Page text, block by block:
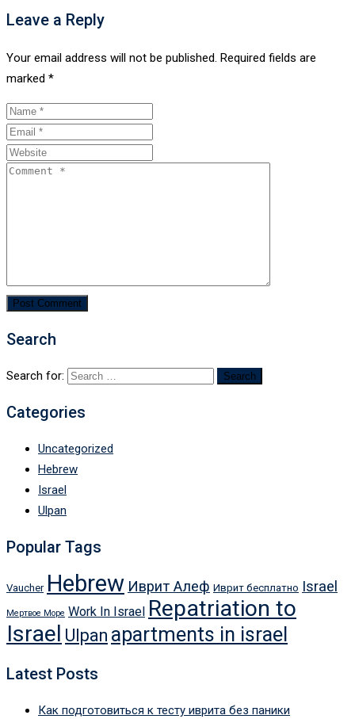
Leave a Reply
Your email address will not be published. Required fields are
marked *
Search
Search for:
Categories
Uncategorized
Hebrew
Israel
Ulpan
Popular Tags
Vaucher Hebrew Иврит Алеф Иврит бесплатно Israel
Мертвое Море Work In Israel Repatriation to
Israel Ulpan apartments in israel
Latest Posts
Как подготовиться к тесту иврита без паники